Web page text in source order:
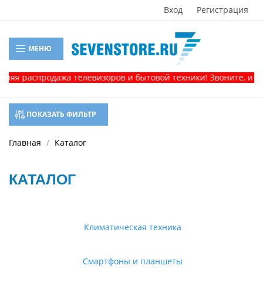
Вход Регистрация
МЕНЮ
телевизоров и бытовой техники! Звоните, и
ПОКАЗАТЬ ФИЛЬТР
Главная Каталог
КАТАЛОГ
Климатическая техника
Смартфоны и планшеты